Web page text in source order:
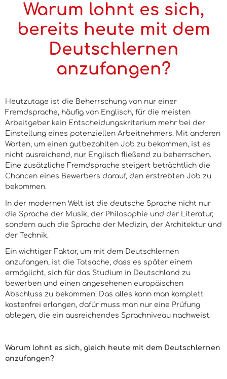
Warum lohnt es sich,
bereits heute mit dem
Deutschlernen
anzufangen?
Heutzutage ist die Beherrschung von nur einer
Fremdsprache, häufig von Englisch, für die meisten
Arbeitgeber kein Entscheidungskriterium mehr bei der
Einstellung eines potenziellen Arbeitnehmers. Mit anderen
Worten, um einen gutbezahlten Job zu bekommen, ist es
nicht ausreichend, nur Englisch fließend zu beherrschen.
Eine zusätzliche Fremdsprache steigert beträchtlich die
Chancen eines Bewerbers darauf, den erstrebten Job zu
bekommen.
In der modernen Welt ist die deutsche Sprache nicht nur
die Sprache der Musik, der Philosophie und der Literatur,
sondern auch die Sprache der Medizin, der Architektur und
der Technik.
Ein wichtiger Faktor, um mit dem Deutschlernen
anzufangen, ist die Tatsache, dass es später einem
ermöglicht, sich für das Studium in Deutschland zu
bewerben und einen angesehenen europäischen
Abschluss zu bekommen. Das alles kann man komplett
kostenfrei erlangen, dafür muss man nur eine Prüfung
ablegen, die ein ausreichendes Sprachniveau nachweist.
Warum lohnt es sich, gleich heute mit dem Deutschlernen
anzufangen?